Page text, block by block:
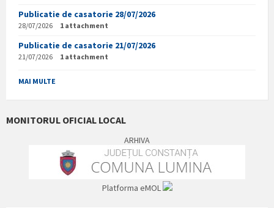
Publicatie de casatorie 28/07/2026
28/07/2026 1 attachment
Publicatie de casatorie 21/07/2026
21/07/2026 1 attachment
MAI MULTE
MONITORUL OFICIAL LOCAL
ARHIVA
Platforma eMOL